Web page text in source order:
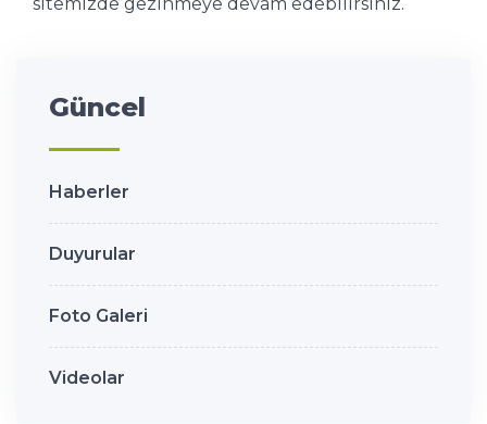
Güncel
Haberler
Duyurular
Foto Galeri
Videolar